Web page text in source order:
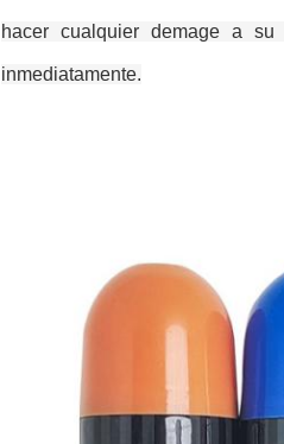
hacer cualquier demage a
inmediatamente.